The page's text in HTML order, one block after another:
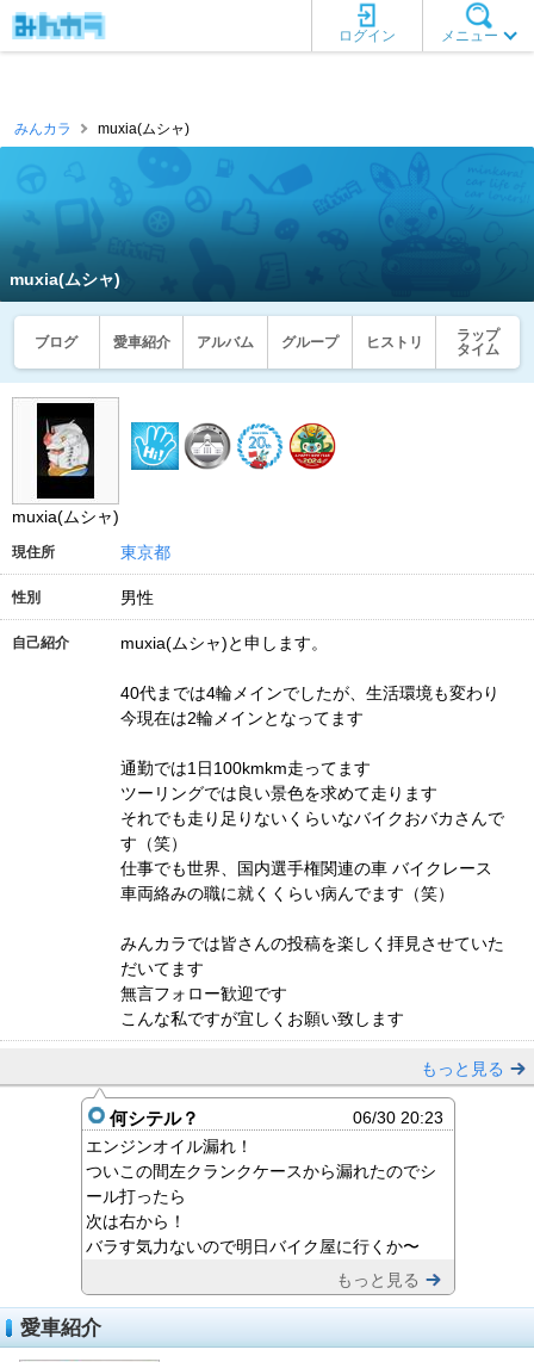
メニュー
ログイン
みんカラ muxia(ムシャ)
muxia(ムシャ)
ブログ 愛車紹介 アルバム グループ ヒストリ
ラップ
タイム
muxia(ムシャ)
現住所 東京都
性別 男性
自己紹介 muxia(ムシャ)と申します。
40代までは4輪メインでしたが、生活環境も変わり
今現在は2輪メインとなってます
通勤では1日100kmkm走ってます
ツーリングでは良い景色を求めて走ります
それでも走り足りないくらいなバイクおバカさんで
す（笑）
仕事でも世界、国内選手権関連の車 バイクレース
車両絡みの職に就くくらい病んでます（笑）
みんカラでは皆さんの投稿を楽しく拝見させていた
だいてます
無言フォロー歓迎です
こんな私ですが宜しくお願い致します
もっと見る
何シテル？
06/30 20:23
エンジンオイル漏れ！
ついこの間左クランクケースから漏れたのでシ
ール打ったら
次は右から！
バラす気力ないので明日バイク屋に行くか〜
もっと見る
愛車紹介